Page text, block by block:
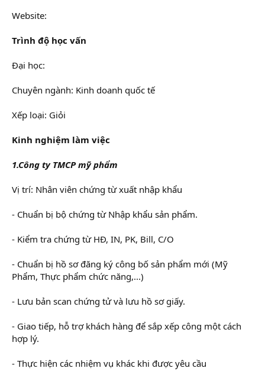
Website:
Trình độ học vấn
Đại học:
Chuyên ngành: Kinh doanh quốc tế
Xếp loại: Giỏi
Kinh nghiệm làm việc
1.Công ty TMCP mỹ phẩm
Vị trí: Nhân viên chứng từ xuất nhập khẩu
- Chuẩn bị bộ chứng từ Nhập khẩu sản phẩm.
- Kiểm tra chứng từ HĐ, IN, PK, Bill, C/O
- Chuẩn bị hồ sơ đăng ký công bố sản phẩm mới (Mỹ
Phẩm, Thực phẩm chức năng,...)
- Lưu bản scan chứng tử và lưu hồ sơ giấy.
- Giao tiếp, hỗ trợ khách hàng để sắp xếp công một cách
hợp lý.
- Thực hiện các nhiệm vụ khác khi được yêu cầu